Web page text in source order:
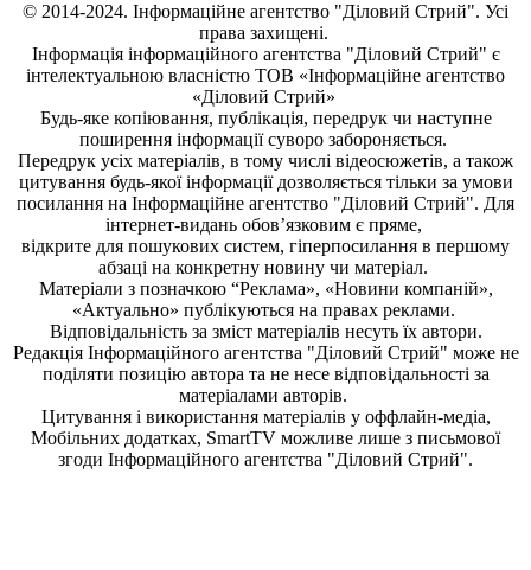
© 2014-2024. Інформаційне агентство "Діловий Стрий". Усі
права захищені.
Інформація інформаційного агентства "Діловий Стрий" є
інтелектуальною власністю ТОВ «Інформаційне агентство
«Діловий Стрий»
Будь-яке копiювання, публiкацiя, передрук чи наступне
поширення iнформацiї суворо забороняється.
Передрук усіх матеріалів, в тому числі відеосюжетів, а також
цитування будь-якої інформації дозволяється тільки за умови
посилання на Інформаційне агентство "Діловий Стрий". Для
інтернет-видань обов’язковим є пряме,
відкрите для пошукових систем, гіперпосилання в першому
абзаці на конкретну новину чи матеріал.
Матеріали з позначкою “Реклама», «Новини компаній»,
«Актуально» публікуються на правах реклами.
Відповідальність за зміст матеріалів несуть їх автори.
Редакція Інформаційного агентства "Діловий Стрий" може не
поділяти позицію автора та не несе відповідальності за
матеріалами авторів.
Цитування і використання матеріалів у оффлайн-медіа,
Мобільних додатках, SmartTV можливе лише з письмової
згоди Інформаційного агентства "Діловий Стрий".